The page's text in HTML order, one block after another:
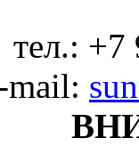
тел.: +7
mail: